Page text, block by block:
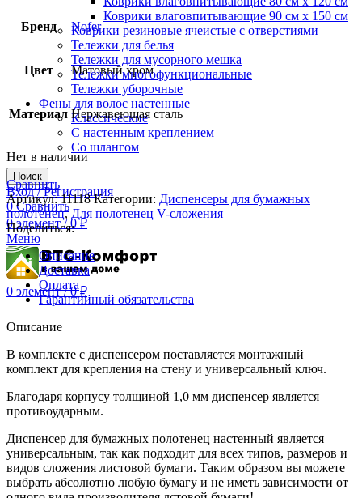
Коврики влаговпитывающие 90 см х 150 см
Коврики резиновые ячеистые с отверстиями
Тележки для белья
Тележки для мусорного мешка
Тележки многофункциональные
Тележки уборочные
Фены для волос настенные
Классические
С настенным креплением
Со шлангом
Поиск
Вход / Регистрация
0 Сравнить
0элемент / 0₽
Меню
0 элемент / 0₽
Бренд Nofer
Цвет Матовый хром
Материал Нержавеющая сталь
Нет в наличии
Сравнить
Артикул:11118Категории: Диспенсеры для бумажных
полотенец, Для полотенец V-сложения
Поделиться:
Описание
Доставка
Оплата
Гарантийный обязательства
Описание
В комплекте с диспенсером поставляется монтажный
комплект для крепления на стену и универсальный ключ.
Благодаря корпусу толщиной 1,0 мм диспенсер является
противоударным.
Диспенсер для бумажных полотенец настенный является
универсальным, так как подходит для всех типов, размеров и
видов сложения листовой бумаги. Таким образом вы можете
выбрать абсолютно любую бумагу и не иметь зависимости от